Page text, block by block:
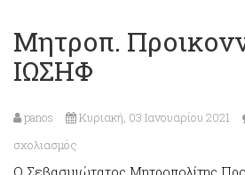
Μητροπ.
ΙΩΣΗΦ
panos Κυριακή, 03 Ιανουαρίου 2021
σχολιασμός
Μητροπ.